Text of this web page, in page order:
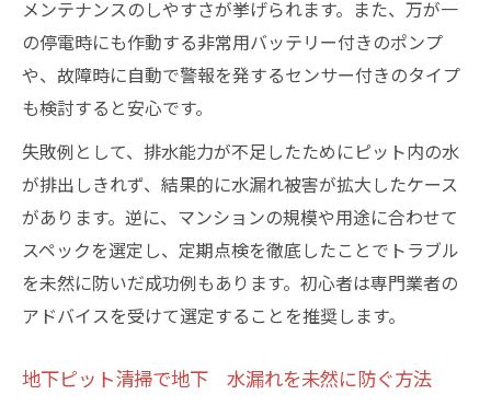
メンテナンスのしやすさが挙げられます。また、万が一
の停電時にも作動する非常用バッテリー付きのポンプ
や、故障時に自動で警報を発するセンサー付きのタイプ
も検討すると安心です。
失敗例として、排水能力が不足したためにピット内の水
が排出しきれず、結果的に水漏れ被害が拡大したケース
があります。逆に、マンションの規模や用途に合わせて
スペックを選定し、定期点検を徹底したことでトラブル
を未然に防いだ成功例もあります。初心者は専門業者の
アドバイスを受けて選定することを推奨します。
地下ピット清掃で地下 水漏れを未然に防ぐ方法